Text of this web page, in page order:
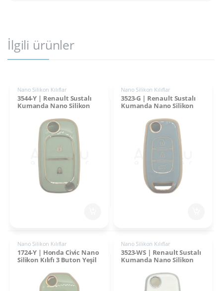
İlgili ürünler
Nano Silikon Kılıflar
3544-Y | Renault Sustalı
Kumanda Nano Silikon
Nano Silikon Kılıflar
3523-G | Renault Sustalı
Kumanda Nano Silikon
Nano Silikon Kılıflar
1724-Y | Honda Civic Nano
Silikon Kılıfı 3 Buton Yeşil
Nano Silikon Kılıflar
3523-WS | Renault Sustalı
Kumanda Nano Silikon